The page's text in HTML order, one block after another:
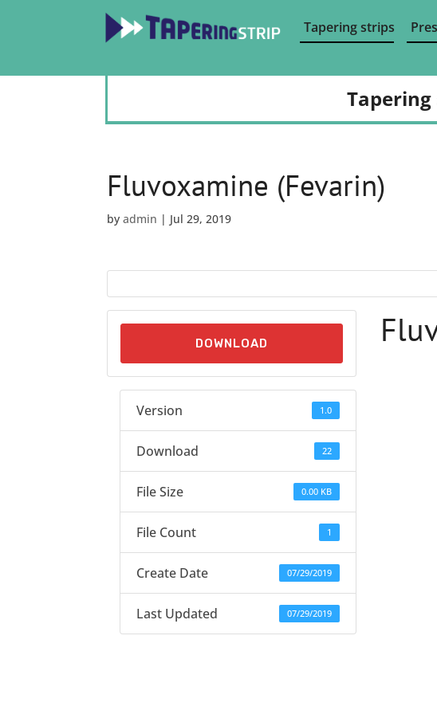
Tapering strips
Fluvoxamine (Fevarin)
byadmin | Jul 29, 2019
DOWNLOAD
Version 1.0
Download 22
File Size 0.00 KB
File Count 1
Create Date 07/29/2019
Last Updated 07/29/2019